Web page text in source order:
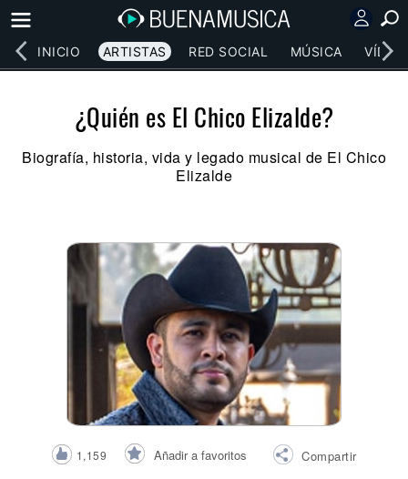
INICIO ARTISTAS RED SOCIAL MÚSICA
¿Quién es El Chico Elizalde?
Biografía, historia, vida y legado musical de El Chico
Elizalde
1,159 Añadir a favoritos
Compartir